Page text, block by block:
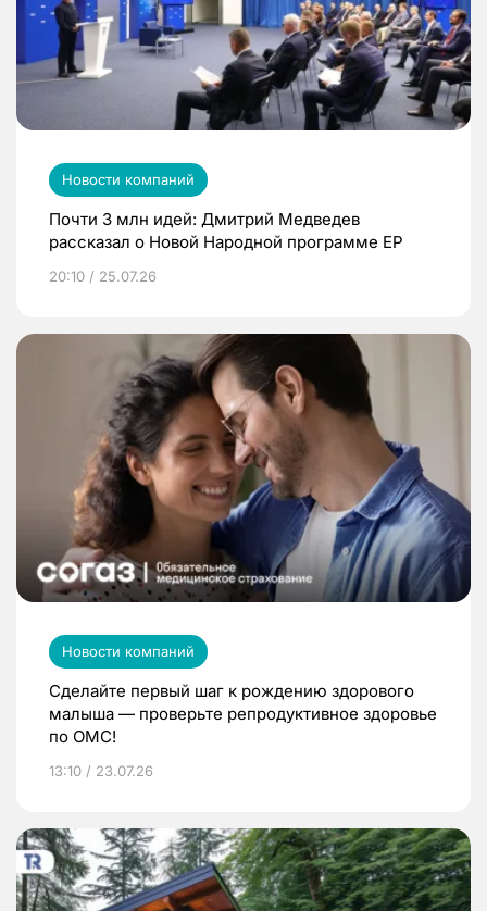
Новости компаний
Почти 3 млн идей: Дмитрий Медведев
рассказал о Новой Народной программе ЕР
20:10 / 25.07.26
Новости компаний
Сделайте первый шаг к рождению здорового
малыша — проверьте репродуктивное здоровье
по ОМС!
13:10 / 23.07.26